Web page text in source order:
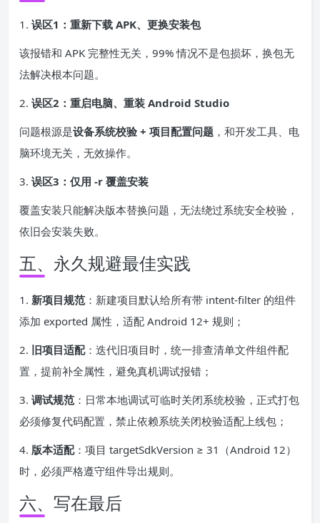
1. 误区1：重新下载 APK、更换安装包
该报错和 APK 完整性无关，99% 情况不是包损坏，换包无
法解决根本问题。
2. 误区2：重启电脑、重装 Android Studio
问题根源是设备系统校验 + 项目配置问题 ，和开发工具、电
脑环境无关，无效操作。
3. 误区3：仅用 -r 覆盖安装
覆盖安装只能解决版本替换问题，无法绕过系统安全校验，
依旧会安装失败。
五、永久规避最佳实践
1. 新项目规范：新建项目默认给所有带 intent-filter 的组件
添加 exported 属性，适配 Android 12+ 规则；
2. 旧项目适配：迭代旧项目时，统一排查清单文件组件配
置，提前补全属性，避免真机调试报错；
3. 调试规范：日常本地调试可临时关闭系统校验，正式打包
必须修复代码配置，禁止依赖系统关闭校验适配上线包；
4. 版本适配：项目 targetSdkVersion ≥ 31（Android 12）
时，必须严格遵守组件导出规则。
六、写在最后